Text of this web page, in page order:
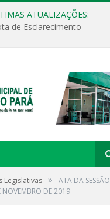
ATUALIZAÇÕES:
de Esclarecimento
Legislativas »
ATA DA SESSÃO
NOVEMBRO DE 2019